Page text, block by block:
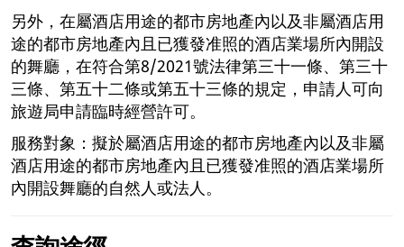
另外，在屬酒店用途的都市房地產內以及非屬酒店用
途的都市房地產內且已獲發准照的酒店業場所內開設
的舞廳，在符合第8/2021號法律第三十一條、第三十
三條、第五十二條或第五十三條的規定，申請人可向
旅遊局申請臨時經營許可。
服務對象：擬於屬酒店用途的都市房地產內以及非屬
酒店用途的都市房地產內且已獲發准照的酒店業場所
內開設舞廳的自然人或法人。